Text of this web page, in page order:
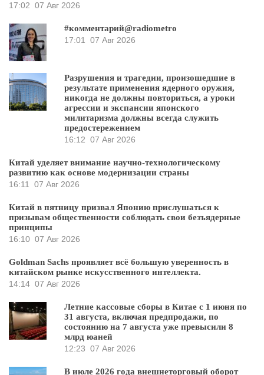
17:02 07 Авг 2026
#комментарий@radiometro
17:01 07 Авг 2026
Разрушения и трагедии, произошедшие в
результате применения ядерного оружия,
никогда не должны повториться, а уроки
агрессии и экспансии японского
милитаризма должны всегда служить
предостережением
16:12 07 Авг 2026
Китай уделяет внимание научно-технологическому
развитию как основе модернизации страны
16:11 07 Авг 2026
Китай в пятницу призвал Японию прислушаться к
призывам общественности соблюдать свои безъядерные
принципы
16:10 07 Авг 2026
Goldman Sachs проявляет всё большую уверенность в
китайском рынке искусственного интеллекта.
14:14 07 Авг 2026
Летние кассовые сборы в Китае с 1 июня по
31 августа, включая предпродажи, по
состоянию на 7 августа уже превысили 8
млрд юаней
12:23 07 Авг 2026
В июле 2026 года внешнеторговый оборот